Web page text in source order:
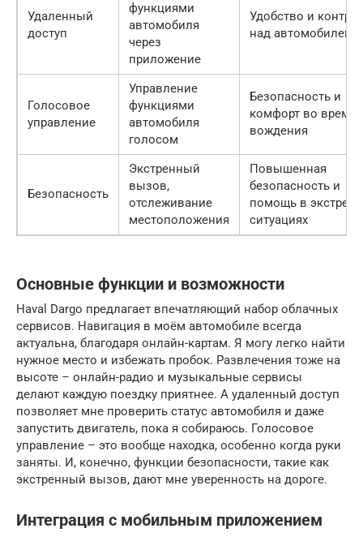
Удаленный
доступ
функциями
автомобиля
через
приложение
Удобство и
над автомобилем
Голосовое
управление
Управление
функциями
автомобиля
голосом
Безопасность и
комфорт во время
вождения
Безопасность
Экстренный
вызов,
отслеживание
местоположения
Повышенная
безопасность и
помощь в
ситуациях
Основные функции и возможности
Haval Dargo предлагает впечатляющий набор облачных
сервисов. Навигация в моём автомобиле всегда
актуальна, благодаря онлайн-картам. Я могу легко найти
нужное место и избежать пробок. Развлечения тоже на
высоте – онлайн-радио и музыкальные сервисы
делают каждую поездку приятнее. А удаленный доступ
позволяет мне проверить статус автомобиля и даже
запустить двигатель, пока я собираюсь. Голосовое
управление – это вообще находка, особенно когда руки
заняты. И, конечно, функции безопасности, такие как
экстренный вызов, дают мне уверенность на дороге.
Интеграция с мобильным приложением